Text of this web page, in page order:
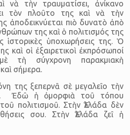
νὰ τὴν τραυματίσει, ἀνίκανο
τὸν πλοῦτο της καὶ νὰ τὴν
ἀποδει­κνύεται πιὸ δυνατὸ ἀπὸ
της καὶ ὁ πολιτισμός της
ἱστορικὲς ὑποχωρήσεις της. Ὁ
καὶ οἱ ἐξαιρετικοὶ ἐκπρόσωποί
τὴ σύγχρονη παρακ­μιακὴ
σήμερα.
της ξεπερνᾶ σὲ μεγαλεῖο τὴν
Ἐδῶ ἡ ὀμορφιὰ τοῦ τόπου
πολιτισμοῦ. Στὴν Ἑλλάδα δὲν
σου. Στὴν Ἑλλάδα ζεῖ ἡ